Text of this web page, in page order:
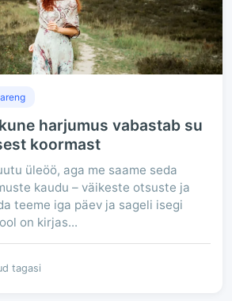
harjumus vabastab su
koormast
üleöö, aga me saame seda
kaudu – väikeste otsuste ja
teeme iga päev ja sageli isegi
on kirjas...
tagasi